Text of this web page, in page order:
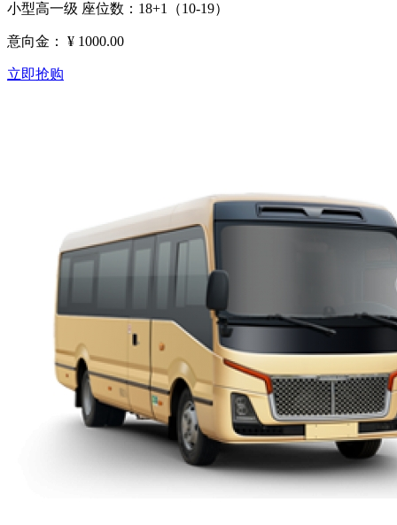
小型高一级 座位数：18+1（10-19）
意向金： ¥ 1000.00
立即抢购